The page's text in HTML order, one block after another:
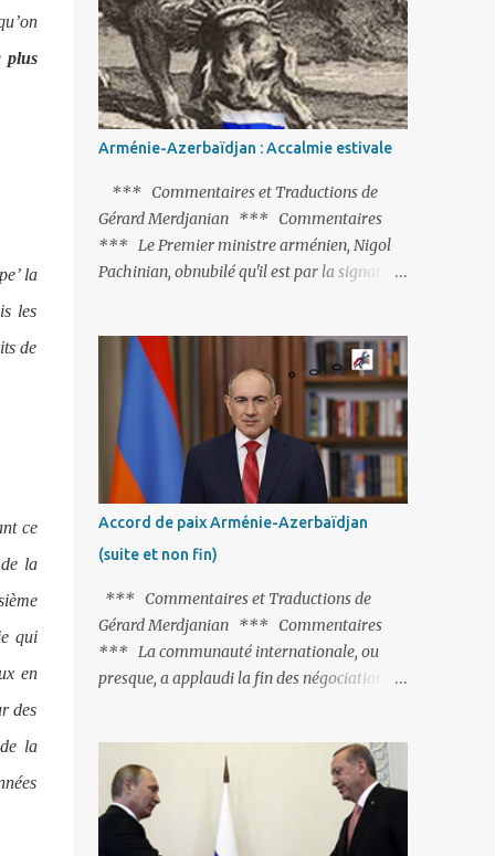
plus
la
les
de
ce
la
qui
en
des
la
les putschistes soient jugés. Mais là où le bât
blesse, c’est sur les actions menées par le
président Erdoğan, et pour certains sur la
réalisation du putsch lui-même.
Arménie-Azerbaïdjan : Accalmie estivale
*** Commentaires et Traductions de
Gérard Merdjanian *** Commentaires
*** Le Premier ministre arménien, Nigol
Pachinian, obnubilé qu'il est par la signature
fort avisé de lire les fables de Jean de La
Fontaine et plus particulièrement, « Le
Chien qui lâche sa proie pour l'ombre ».
C'est hélas fort peu probable ; l'Histoire ou la
Littérature ne sont pas ses points forts, pas
plus d'ailleurs que les négociations avec le
tandem turco-azéri. Faisant fi de tout ce qui
précède la chute de l'URSS, il est
exclusivement intéressé par ce qu'il nomme
« l'Arménie réelle ». Même les trois
présidents qu'ils l'ont précédés ne trouvent
pas grâce à ses yeux, les traitant de tous les
noms, avant de les traîner en justice. Et
arménienne, les...
Accord de paix Arménie-Azerbaïdjan
(suite et non fin)
*** Commentaires et Traductions de
Gérard Merdjanian *** Commentaires
*** La communauté internationale, ou
presque, a applaudi la fin des négociations
plus qu’à le finaliser. Oui, mais… Rappelons
que le projet d'accord de paix comprend 17
articles, dont 15 avaient déjà fait l'objet d'un
accord. Les deux points non résolus portaient